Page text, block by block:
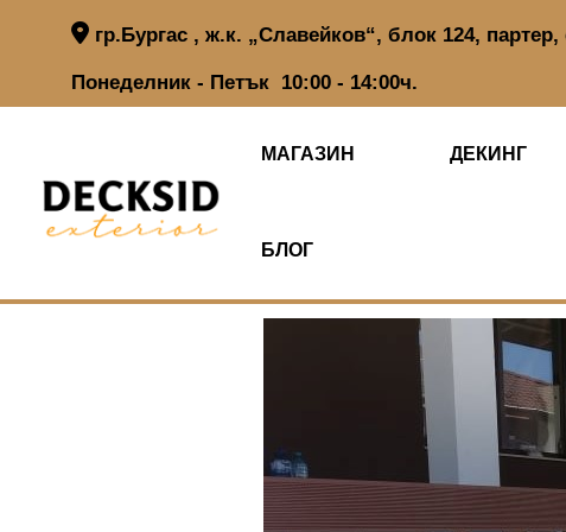
t
t
гр.Бургас , ж.к. „Славейков“, блок 124,
Понеделник - Петък 10:00 - 14:00ч.
МАГАЗИН ДЕКИНГ
БЛОГ